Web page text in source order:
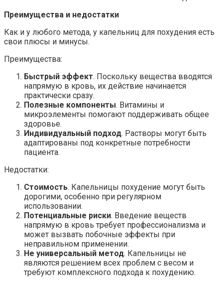
Преимущества и недостатки
Как и у любого метода, у капельниц для похудения есть
свои плюсы и минусы.
Преимущества:
Быстрый эффект. Поскольку вещества вводятся
напрямую в кровь, их действие начинается
практически сразу.
Полезные компоненты. Витамины и
микроэлементы помогают поддерживать общее
здоровье.
Индивидуальный подход. Растворы могут быть
адаптированы под конкретные потребности
пациента.
Недостатки:
Стоимость. Капельницы похудение могут быть
дорогими, особенно при регулярном
использовании.
Потенциальные риски. Введение веществ
напрямую в кровь требует профессионализма и
может вызвать побочные эффекты при
неправильном применении.
Не универсальный метод. Капельницы не
являются решением всех проблем с весом и
требуют комплексного подхода к похудению.